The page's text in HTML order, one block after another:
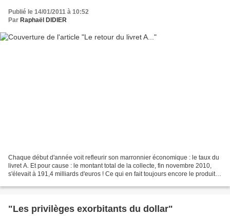
Publié le 14/01/2011 à 10:52
Par Raphaël DIDIER
Chaque début d'année voit refleurir son marronnier économique : le taux du
livret A. Et pour cause : le montant total de la collecte, fin novembre 2010,
s'élevait à 191,4 milliards d'euros ! Ce qui en fait toujours encore le produit
"Les privilèges exorbitants du dollar"